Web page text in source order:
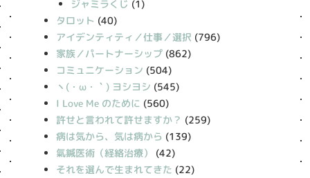
ジャミラくじ (1)
タロット (40)
アイデンティティ／仕事／選択 (796)
家族／パートナーシップ (862)
コミュニケーション (504)
丶(・ω・｀) ヨシヨシ (545)
I Love Me のために (560)
許せと言われて許せますか？ (259)
病は気から、気は病から (139)
氣鍼医術（経絡治療）
(42)
それを選んで生まれてきた (22)